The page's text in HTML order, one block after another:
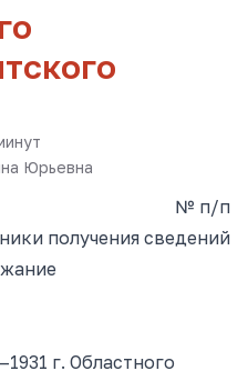
Юрьевна
№ п/п
получения сведений
г. Областного